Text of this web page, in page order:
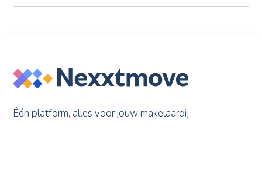
Één platform, alles voor jouw makelaardij